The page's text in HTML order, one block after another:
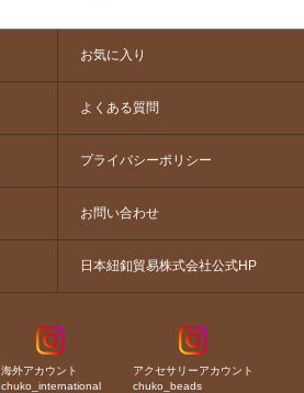
お気に入り
よくある質問
プライバシーポリシー
お問い合わせ
日本紐釦貿易株式会社公式HP
海外アカウント
chuko_international
アクセサリーアカウント
chuko_beads